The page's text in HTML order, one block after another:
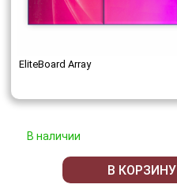
EliteBoard Array
В наличии
В КОРЗИНУ